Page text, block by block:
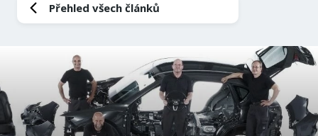
Přehled všech článků